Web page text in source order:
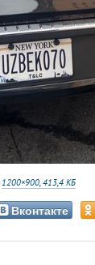
1200×900, 413,4 КБ
Вконтакте